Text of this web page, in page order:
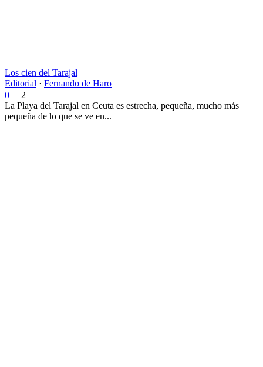
Los cien del Tarajal
Editorial · Fernando de Haro
0
2
La Playa del Tarajal en Ceuta es estrecha, pequeña, mucho más
pequeña de lo que se ve en...